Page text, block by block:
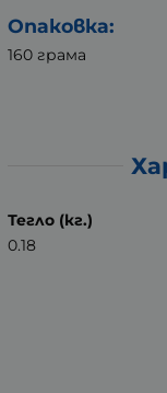
Опаковка:
160 грама
Тегло (кг.)
0.18